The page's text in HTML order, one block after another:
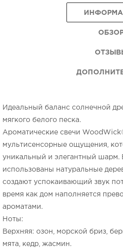
Идеальный баланс солнечной
мягкого белого песка.
Ароматические свечи
мультисенсорные ощущения,
уникальный и элегантный шарм.
использованы натуральные
создают успокаивающий звук
время как дом наполняется
ароматами.
Ноты:
Верхняя: озон, морской бриз,
мята, кедр, жасмин.